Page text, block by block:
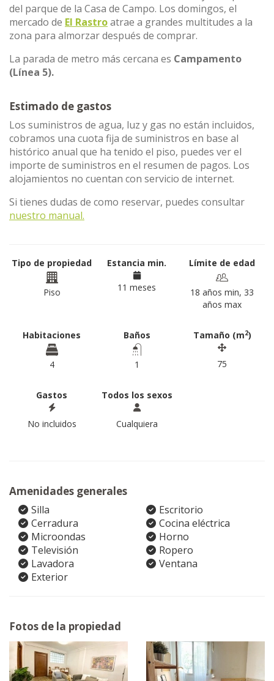
del parque de la Casa de Campo. Los domingos, el
mercado de El Rastroatrae a grandes multitudes a la
zona para almorzar después de comprar.
La parada de metro más cercana es Campamento
(Línea 5).
Estimado de gastos
Los suministros de agua, luz y gas no están incluidos,
cobramos una cuota fija de suministros en base al
histórico anual que ha tenido el piso, puedes ver el
importe de suministros en el resumen de pagos. Los
alojamientos no cuentan con servicio de internet.
Si tienes dudas de como reservar, puedes consultar
nuestro manual.
Tipo de propiedad
Piso
Estancia min.
11 meses
Límite de edad
18 años min, 33
años max
Habitaciones
4
Baños
1
Tamaño (m2)
75
Gastos
No incluidos
Todos los sexos
Cualquiera
Amenidades generales
Silla
Escritorio
Cerradura
Cocina eléctrica
Microondas
Horno
Televisión
Ropero
Lavadora
Ventana
Exterior
Fotos de la propiedad